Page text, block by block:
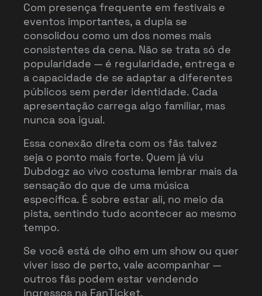
Com presença frequente em festivais e
eventos importantes, a dupla se
consolidou como um dos nomes mais
consistentes da cena. Não se trata só de
popularidade — é regularidade, entrega e
a capacidade de se adaptar a diferentes
públicos sem perder identidade. Cada
apresentação carrega algo familiar, mas
nunca soa igual.
Essa conexão direta com os fãs talvez
seja o ponto mais forte. Quem já viu
Dubdogz ao vivo costuma lembrar mais da
sensação do que de uma música
específica. É sobre estar ali, no meio da
pista, sentindo tudo acontecer ao mesmo
tempo.
Se você está de olho em um show ou quer
viver isso de perto, vale acompanhar —
outros fãs podem estar vendendo
ingressos na FanTicket.